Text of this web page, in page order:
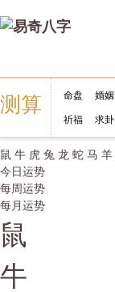
测算 命盘 婚姻
祈福 求卦
鼠 牛 虎 兔 龙 蛇 马 羊
今日运势
每周运势
每月运势
鼠
牛